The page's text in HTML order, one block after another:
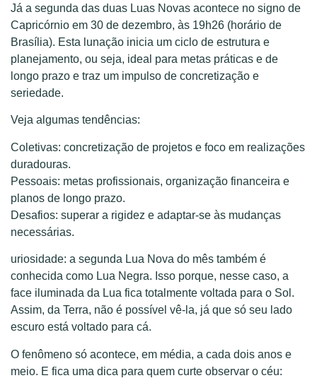
Já a segunda das duas Luas Novas acontece no signo de
Capricórnio em 30 de dezembro, às 19h26 (horário de
Brasília). Esta lunação inicia um ciclo de estrutura e
planejamento, ou seja, ideal para metas práticas e de
longo prazo e traz um impulso de concretização e
seriedade.
Veja algumas tendências:
Coletivas: concretização de projetos e foco em realizações
duradouras.
Pessoais: metas profissionais, organização financeira e
planos de longo prazo.
Desafios: superar a rigidez e adaptar-se às mudanças
necessárias.
uriosidade: a segunda Lua Nova do mês também é
conhecida como Lua Negra. Isso porque, nesse caso, a
face iluminada da Lua fica totalmente voltada para o Sol.
Assim, da Terra, não é possível vê-la, já que só seu lado
escuro está voltado para cá.
O fenômeno só acontece, em média, a cada dois anos e
meio. E fica uma dica para quem curte observar o céu: